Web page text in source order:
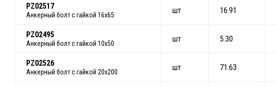
PZ02517
Анкерный болт с гайкой 16х65
шт 16.91
PZ02495
Анкерный болт с гайкой 10х50
шт 5.30
PZ02526
Анкерный болт с гайкой 20х200
шт 71.63